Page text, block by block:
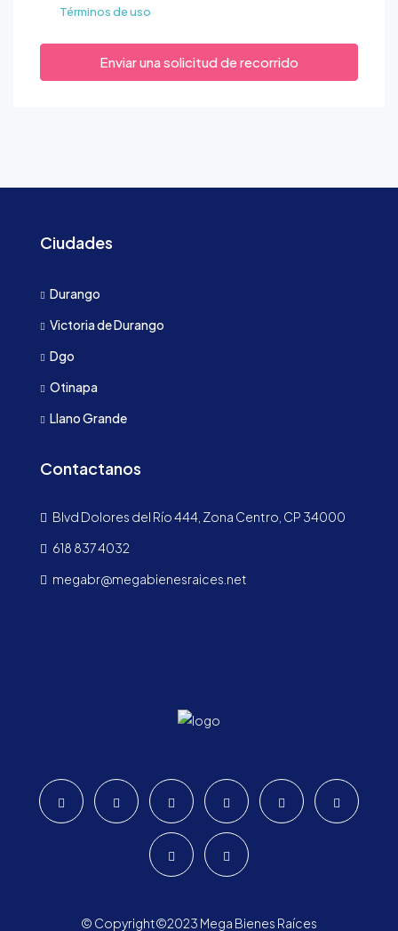
Términos de uso
Enviar una solicitud de recorrido
Ciudades
Durango
Victoria de Durango
Dgo
Otinapa
Llano Grande
Contactanos
Blvd Dolores del Río 444, Zona Centro, CP 34000
618 837 4032
megabr@megabienesraices.net
© Copyright©2023 Mega Bienes Raíces